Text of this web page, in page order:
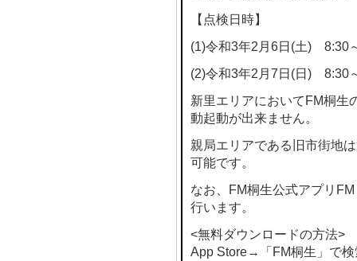
【点検日時】
(1)令和3年2月6日(土) 8:30
(2)令和3年2月7日(日) 8:30
新里エリアにおいてFM桐生
動起動が出来ません。
親局エリアである旧市街地
可能です。
なお、FM桐生公式アプリ
行います。
<無料ダウンロードの方法>
App Store→「FM桐生」で検